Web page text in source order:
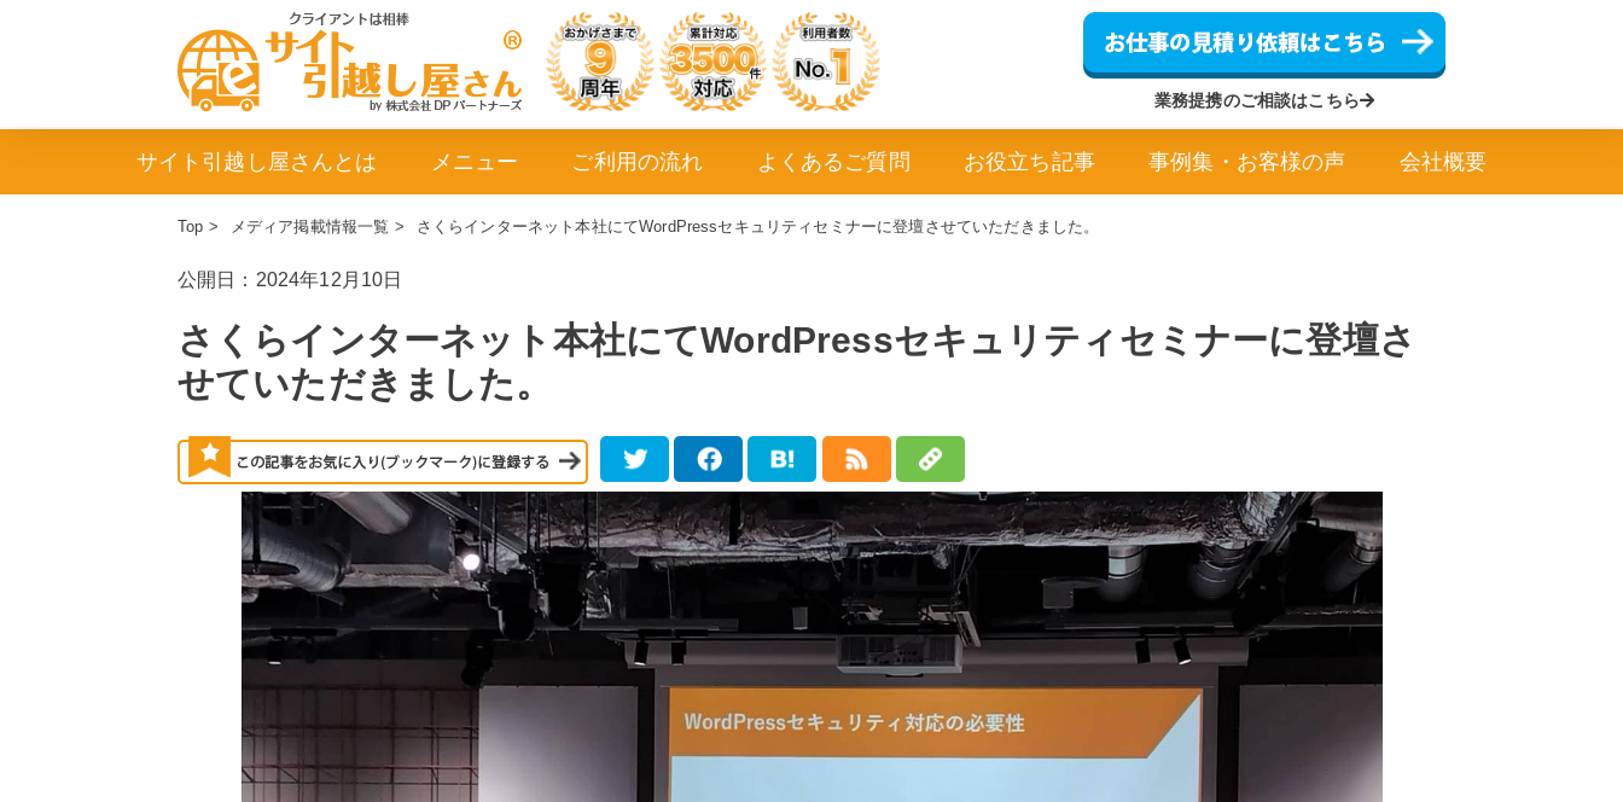
業務提携のご相談はこちら
サイト引越し屋さんとは メニュー ご利用の流れ よくあるご質問 お役立ち記事 事例集・お客様の声 会社概要
Top > メディア掲載情報一覧 > さくらインターネット本社にてWordPressセキュリティセミナーに登壇させていただきました。
公開日：2024年12月10日
さくらインターネット本社にてWordPressセキュリティセミナーに登壇さ
せていただきました。